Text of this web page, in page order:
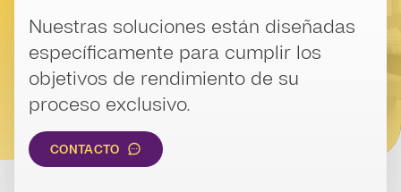
Nuestras soluciones están diseñadas
específicamente para cumplir los
objetivos de rendimiento de su
proceso exclusivo.
CONTACTO